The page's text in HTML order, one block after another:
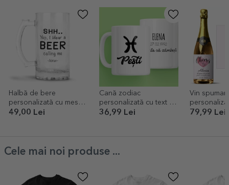
Halbă de bere
personalizată cu mesaj
- SHH..I hear a BEER
49,00 Lei
Cană zodiac
personalizată cu text -
Pești
36,99 Lei
Vin
Cheers to...
79,99 Lei
Cele mai noi produse ...